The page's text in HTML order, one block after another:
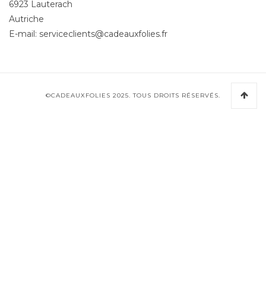
6923 Lauterach
Autriche
E-mail: serviceclients@cadeauxfolies.fr
©CADEAUXFOLIES 2025. TOUS DROITS RÉSERVÉS.